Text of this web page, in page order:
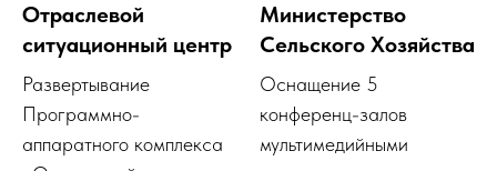
Отраслевой
ситуационный центр
Развертывание
Программно-
аппаратного комплекса
Министерство
Сельского Хозяйства
Оснащение 5
конференц-залов
мультимедийными